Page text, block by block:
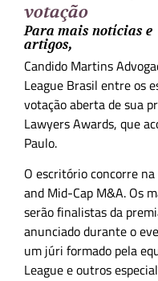
votação
Para mais notícias e
artigos,
Candido Martins
League Brasil entre os
votação aberta de sua
Lawyers Awards, que
Paulo.
O escritório concorre
and Mid-Cap M&A. Os
serão finalistas da
anunciado durante o
um júri formado pela
League e outros